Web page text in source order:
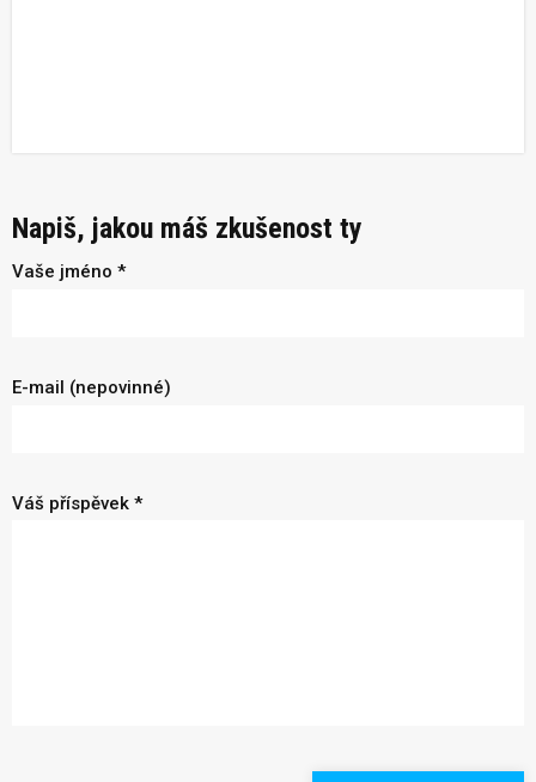
Napiš, jakou máš zkušenost ty
Vaše jméno *
E-mail (nepovinné)
Váš příspěvek *